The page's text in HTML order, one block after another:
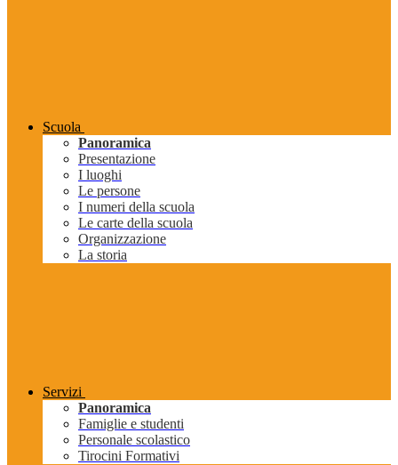
Scuola
Panoramica
Presentazione
I luoghi
Le persone
I numeri della scuola
Le carte della scuola
Organizzazione
La storia
Servizi
Panoramica
Famiglie e studenti
Personale scolastico
Tirocini Formativi